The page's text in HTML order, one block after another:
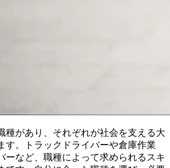
種があり、それぞれが社会を支える大
す。トラックドライバーや倉庫作業
ーなど、職種によって求められるスキ